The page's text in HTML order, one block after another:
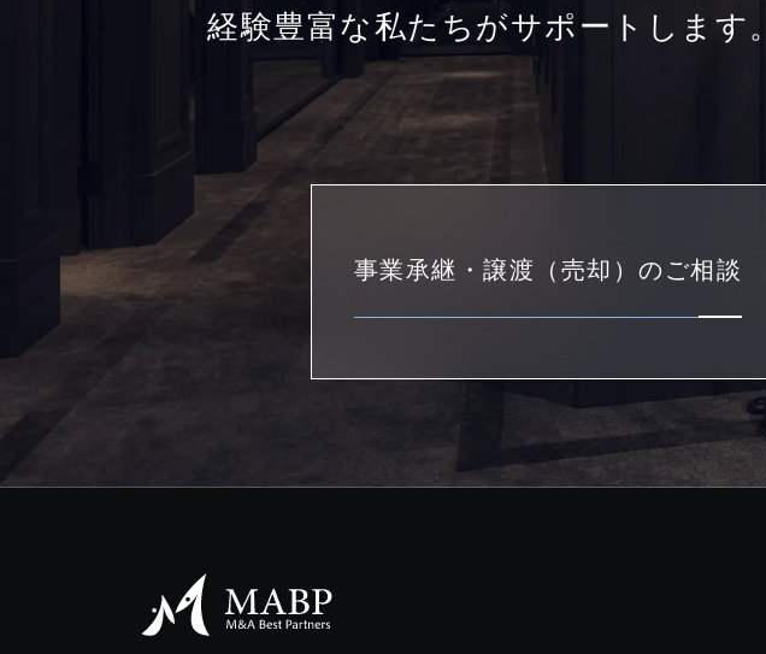
経験豊富な私たちがサポートします。
事業承継・譲渡（売却）のご相談